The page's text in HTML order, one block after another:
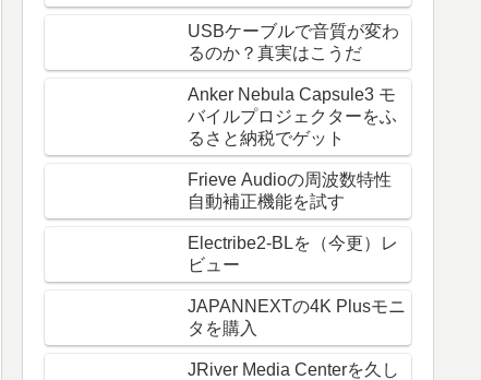
USBケーブルで音質が変わ
るのか？真実はこうだ
Anker Nebula Capsule3 モ
バイルプロジェクターをふ
るさと納税でゲット
Frieve Audioの周波数特性
自動補正機能を試す
Electribe2-BLを（今更）レ
ビュー
JAPANNEXTの4K Plusモニ
タを購入
JRiver Media Centerを久し